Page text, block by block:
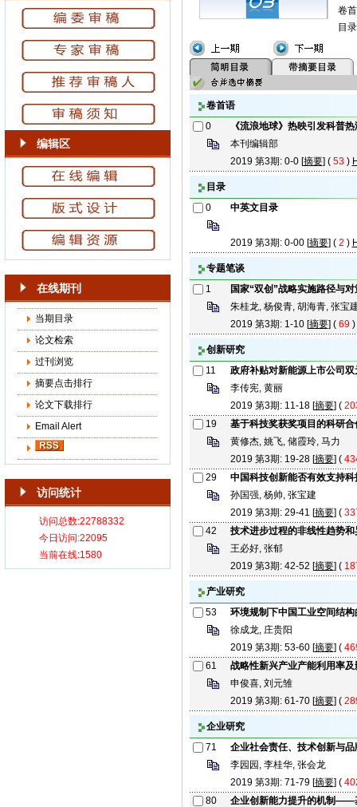
编辑区
在线期刊
当期目录
论文检索
过刊浏览
摘要点击排行
论文下载排行
Email Alert
访问统计
卷
目录
卷首语
0
《流浪地球》热映引发科普热
本刊编辑部
2019 第3期: 0-0 [摘要] (53 )
目录
0
中英文目录
2019 第3期: 0-00 [摘要] (2 )
专题笔谈
1
国家“双创”战略实施路径与对
朱桂龙, 杨俊青, 胡海青, 张宝
2019 第3期: 1-10 [摘要] (69 )
创新研究
11
政府补贴对新能源上市公司
李传宪, 黄丽
2019 第3期: 11-18 [摘要] (
19
基于科技奖获奖项目的科研
黄修杰, 姚飞, 储霞玲, 马力
2019 第3期: 19-28 [摘要] (
29
中国科技创新能否有效支持
孙国强, 杨帅, 张宝建
2019 第3期: 29-41 [摘要] (
42
技术进步过程的非线性趋势
王必好, 张郁
2019 第3期: 42-52 [摘要] (
产业研究
53
环境规制下中国工业空间结
徐成龙, 庄贵阳
2019 第3期: 53-60 [摘要] (
61
战略性新兴产业产能利用率
申俊喜, 刘元雏
2019 第3期: 61-70 [摘要] (
企业研究
71
企业社会责任、技术创新与品
李园园, 李桂华, 张会龙
2019 第3期: 71-79 [摘要] (
80
企业创新能力提升的机制——